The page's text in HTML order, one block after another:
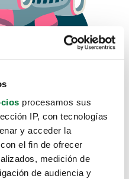
procesamos sus
IP, con tecnologías
y acceder la
el fin de ofrecer
medición de
de audiencia y
como
aquí.